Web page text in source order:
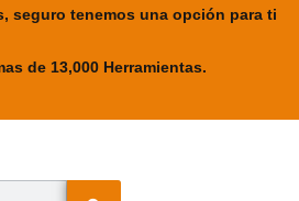
seguro tenemos una opción para ti
de 13,000 Herramientas.